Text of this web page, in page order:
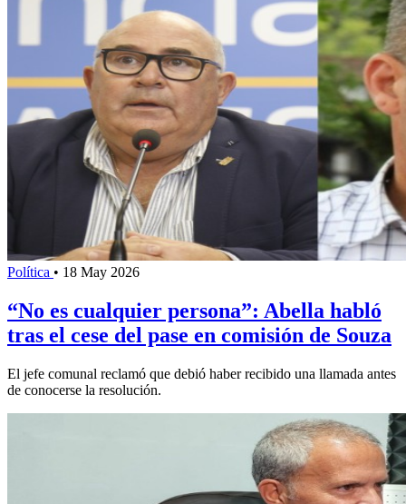
Política • 18 May 2026
“No es cualquier persona”: Abella habló
tras el cese del pase en comisión de Souza
El jefe comunal reclamó que debió haber recibido una llamada antes
de conocerse la resolución.